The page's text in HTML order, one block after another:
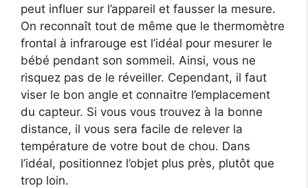
peut influer sur l’appareil et fausser la mesure.
On reconnaît tout de même que le thermomètre
frontal à infrarouge est l’idéal pour mesurer le
bébé pendant son sommeil. Ainsi, vous ne
risquez pas de le réveiller. Cependant, il faut
viser le bon angle et connaitre l’emplacement
du capteur. Si vous vous trouvez à la bonne
distance, il vous sera facile de relever la
température de votre bout de chou. Dans
l’idéal, positionnez l’objet plus près, plutôt que
trop loin.